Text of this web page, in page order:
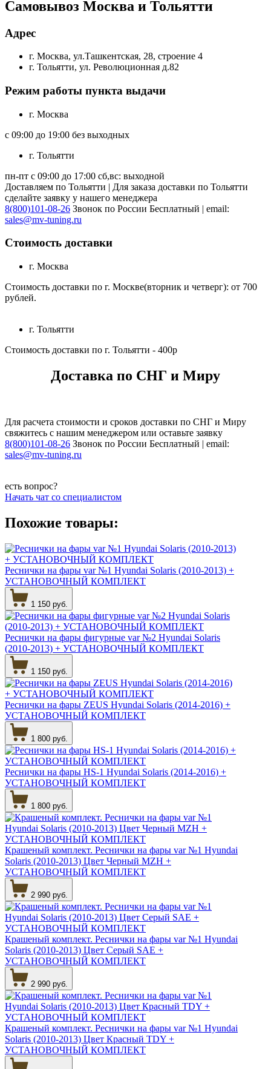
Самовывоз Москва и Тольятти
Адрес
г. Москва, ул.Ташкентская, 28, строение 4
г. Тольятти, ул. Революционная д.82
Режим работы пункта выдачи
г. Москва
с 09:00 до 19:00 без выходных
г. Тольятти
пн-пт с 09:00 до 17:00 сб,вс: выходной
Доставляем по Тольятти | Для заказа доставки по Тольятти
сделайте заявку у нашего менеджера
8(800)101-08-26 Звонок по России Бесплатный | email:
sales@mv-tuning.ru
Стоимость доставки
г. Москва
Стоимость доставки по г. Москве(вторник и четверг): от 700
рублей.
г. Тольятти
Стоимость доставки по г. Тольятти - 400р
Доставка по СНГ и Миру
Для расчета стоимости и сроков доставки по СНГ и Миру
свяжитесь с нашим менеджером или оставьте заявку
8(800)101-08-26 Звонок по России Бесплатный | email:
sales@mv-tuning.ru
есть вопрос?
Начать чат со специалистом
Похожие товары:
Реснички на фары var №1 Hyundai Solaris (2010-2013) +
УСТАНОВОЧНЫЙ КОМПЛЕКТ
1 150 руб.
Реснички на фары фигурные var №2 Hyundai Solaris
(2010-2013) + УСТАНОВОЧНЫЙ КОМПЛЕКТ
1 150 руб.
Реснички на фары ZEUS Hyundai Solaris (2014-2016) +
УСТАНОВОЧНЫЙ КОМПЛЕКТ
1 800 руб.
Реснички на фары HS-1 Hyundai Solaris (2014-2016) +
УСТАНОВОЧНЫЙ КОМПЛЕКТ
1 800 руб.
Крашеный комплект. Реснички на фары var №1 Hyundai
Solaris (2010-2013) Цвет Черный MZH +
УСТАНОВОЧНЫЙ КОМПЛЕКТ
2 990 руб.
Крашеный комплект. Реснички на фары var №1 Hyundai
Solaris (2010-2013) Цвет Серый SAE +
УСТАНОВОЧНЫЙ КОМПЛЕКТ
2 990 руб.
Крашеный комплект. Реснички на фары var №1 Hyundai
Solaris (2010-2013) Цвет Красный TDY +
УСТАНОВОЧНЫЙ КОМПЛЕКТ